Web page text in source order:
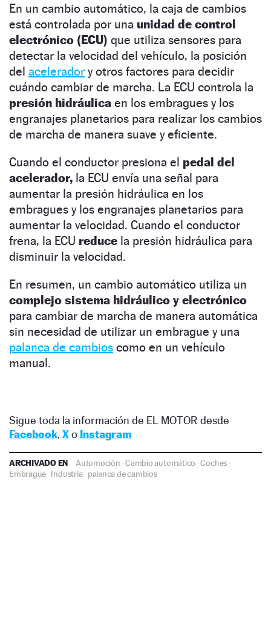
En un cambio automático, la caja de cambios
está controlada por una unidad de control
electrónico (ECU) que utiliza sensores para
detectar la velocidad del vehículo, la posición
del acelerador y otros factores para decidir
cuándo cambiar de marcha. La ECU controla la
presión hidráulica en los embragues y los
engranajes planetarios para realizar los cambios
de marcha de manera suave y eficiente.
Cuando el conductor presiona el pedal del
acelerador, la ECU envía una señal para
aumentar la presión hidráulica en los
embragues y los engranajes planetarios para
aumentar la velocidad. Cuando el conductor
frena, la ECU reduce la presión hidráulica para
disminuir la velocidad.
En resumen, un cambio automático utiliza un
complejo sistema hidráulico y electrónico
para cambiar de marcha de manera automática
sin necesidad de utilizar un embrague y una
palanca de cambios como en un vehículo
manual.
Sigue toda la información de EL MOTOR desde
Facebook, Xo Instagram
ARCHIVADO EN Automoción ·Cambio automático ·Coches ·
Embrague ·Industria· palanca de cambios